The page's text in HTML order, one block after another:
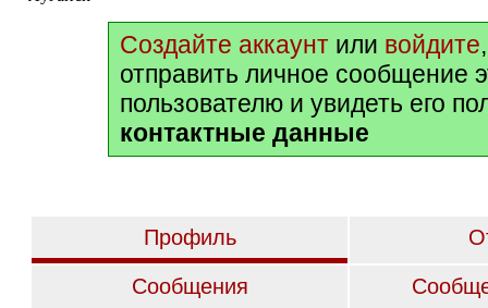
Создайте аккаунт или войдите
отправить личное сообщение
пользователю и увидеть его
контактные данные
Профиль
Сообщения